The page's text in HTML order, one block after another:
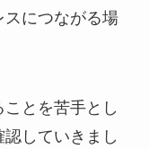
につながる場
とを苦手とし
していきまし